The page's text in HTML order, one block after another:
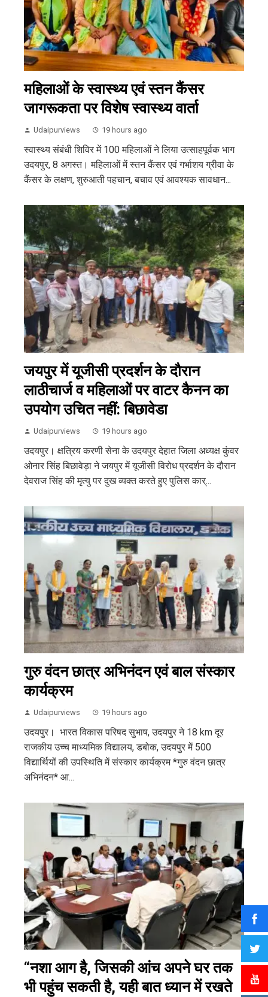
महिलाओं के स्वास्थ्य एवं स्तन कैंसर
जागरूकता पर विशेष स्वास्थ्य वार्ता
Udaipurviews 19 hours ago
स्वास्थ्य संबंधी शिविर में 100 महिलाओं ने लिया उत्साहपूर्वक भाग
उदयपुर, 8 अगस्त। महिलाओं में स्तन कैंसर एवं गर्भाशय ग्रीवा के
कैंसर के लक्षण, शुरुआती पहचान, बचाव एवं आवश्यक सावधान...
जयपुर में यूजीसी प्रदर्शन के दौरान
लाठीचार्ज व महिलाओं पर वाटर कैनन का
उपयोग उचित नहीं: बिछावेडा
Udaipurviews 19 hours ago
उदयपुर। क्षत्रिय करणी सेना के उदयपुर देहात जिला अध्यक्ष कुंवर
ओनार सिंह बिछावेड़ा ने जयपुर में यूजीसी विरोध प्रदर्शन के दौरान
देवराज सिंह की मृत्यु पर दुख व्यक्त करते हुए पुलिस कार्...
गुरु वंदन छात्र अभिनंदन एवं बाल संस्कार
कार्यक्रम
Udaipurviews 19 hours ago
उदयपुर। भारत विकास परिषद सुभाष, उदयपुर ने 18 km दूर
राजकीय उच्च माध्यमिक विद्यालय, डबोक, उदयपुर में 500
विद्यार्थियों की उपस्थिति में संस्कार कार्यक्रम *गुरु वंदन छात्र
अभिनंदन* आ...
“नशा आग है, जिसकी आंच अपने घर तक
भी पहुंच सकती है, यही बात ध्यान में रखते